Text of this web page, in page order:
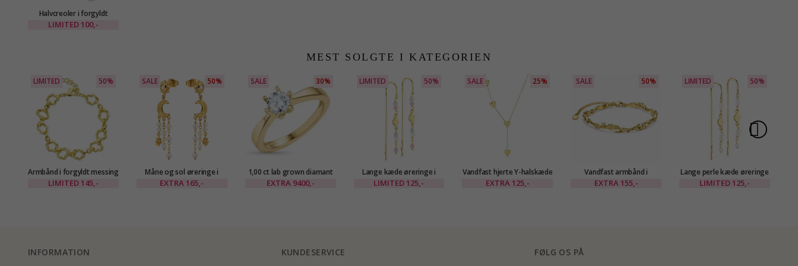
Halvcreoler i forgyldt
messing - Eliné
LIMITED 100,-
MEST SOLGTE I KATEGORIEN
LIMITED 50%
Armbånd i forgyldt messing
- Eliné
LIMITED 145,-
SALE 50%
Måne og sol øreringe i
forgyldt messing - Eliné
EXTRA 165,-
SALE 30%
1,00 ct lab grown diamant
ring i 14 karat guld 1,00 ct
EXTRA 9400,-
LIMITED 50%
Lange kæde øreringe i
forgyldt messing - Eliné
LIMITED 125,-
SALE 25%
Vandfast hjerte Y-halskæde
i forgyldt stål - OCEANA
EXTRA 125,-
SALE 50%
Vandfast armbånd i
forgyldt stål - OCEANA
EXTRA 155,-
LIMITED 50%
Lange perle kæde øreringe
i forgyldt messing - Eliné
LIMITED 125,-
INFORMATION KUNDESERVICE FØLG OS PÅ